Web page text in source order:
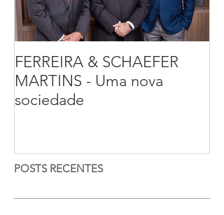
FERREIRA & SCHAEFER
MARTINS - Uma nova
sociedade
POSTS RECENTES